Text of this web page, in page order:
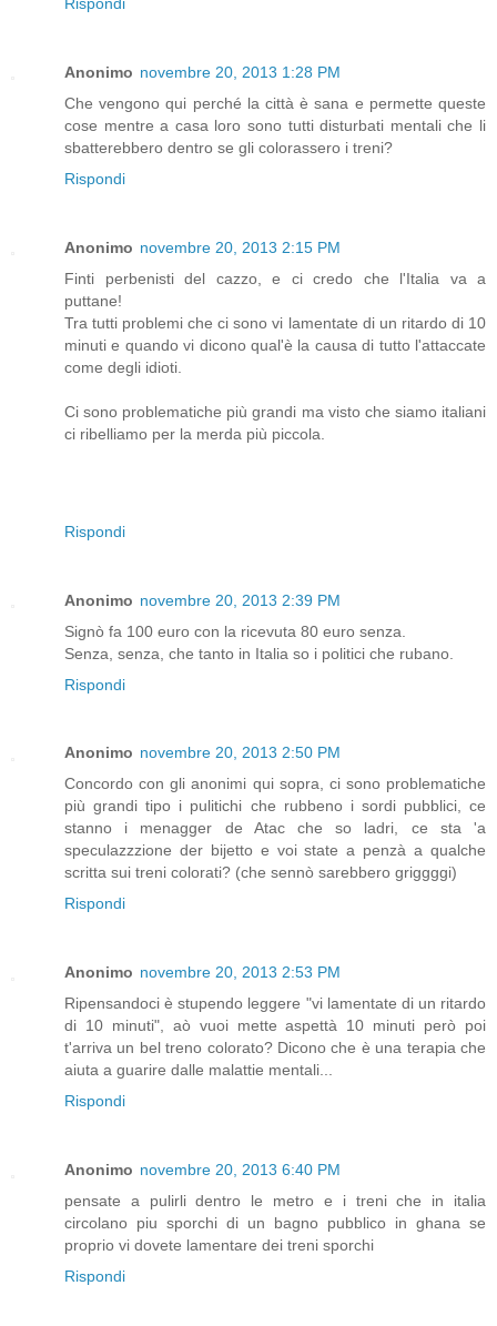
Anonimo novembre 20, 2013 1:28 PM
Che vengono qui perché la città è sana e permette queste
cose mentre a casa loro sono tutti disturbati mentali che li
sbatterebbero dentro se gli colorassero i treni?
Rispondi
Anonimo novembre 20, 2013 2:15 PM
Finti perbenisti del cazzo, e ci credo che l'Italia va a
puttane!
Tra tutti problemi che ci sono vi lamentate di un ritardo di 10
minuti e quando vi dicono qual'è la causa di tutto l'attaccate
come degli idioti.
Ci sono problematiche più grandi ma visto che siamo italiani
ci ribelliamo per la merda più piccola.
Rispondi
Anonimo novembre 20, 2013 2:39 PM
Signò fa 100 euro con la ricevuta 80 euro senza.
Senza, senza, che tanto in Italia so i politici che rubano.
Rispondi
Anonimo novembre 20, 2013 2:50 PM
Concordo con gli anonimi qui sopra, ci sono problematiche
più grandi tipo i pulitichi che rubbeno i sordi pubblici, ce
stanno i menagger de Atac che so ladri, ce sta 'a
speculazzzione der bijetto e voi state a penzà a qualche
scritta sui treni colorati? (che sennò sarebbero griggggi)
Rispondi
Anonimo novembre 20, 2013 2:53 PM
Ripensandoci è stupendo leggere "vi lamentate di un ritardo
di 10 minuti", aò vuoi mette aspettà 10 minuti però poi
t'arriva un bel treno colorato? Dicono che è una terapia che
aiuta a guarire dalle malattie mentali...
Rispondi
Anonimo novembre 20, 2013 6:40 PM
pensate a pulirli dentro le metro e i treni che in italia
circolano piu sporchi di un bagno pubblico in ghana se
proprio vi dovete lamentare dei treni sporchi
Rispondi